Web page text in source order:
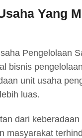
Yang
Pengelolaan
bisnis
unit usaha
luas.
dari
masyarakat